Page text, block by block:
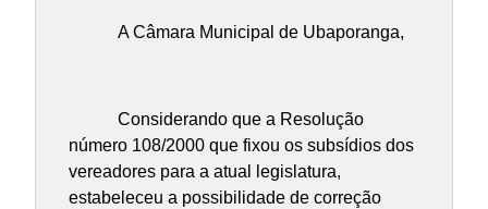
A Câmara Municipal de Ubaporanga,
Considerando que a Resolução
número 108/2000 que fixou os subsídios dos
vereadores para a atual legislatura,
estabeleceu a possibilidade de correção